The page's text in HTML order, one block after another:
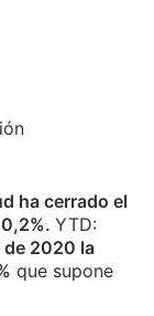
ha cerrado el
YTD:
de 2020 la
que supone